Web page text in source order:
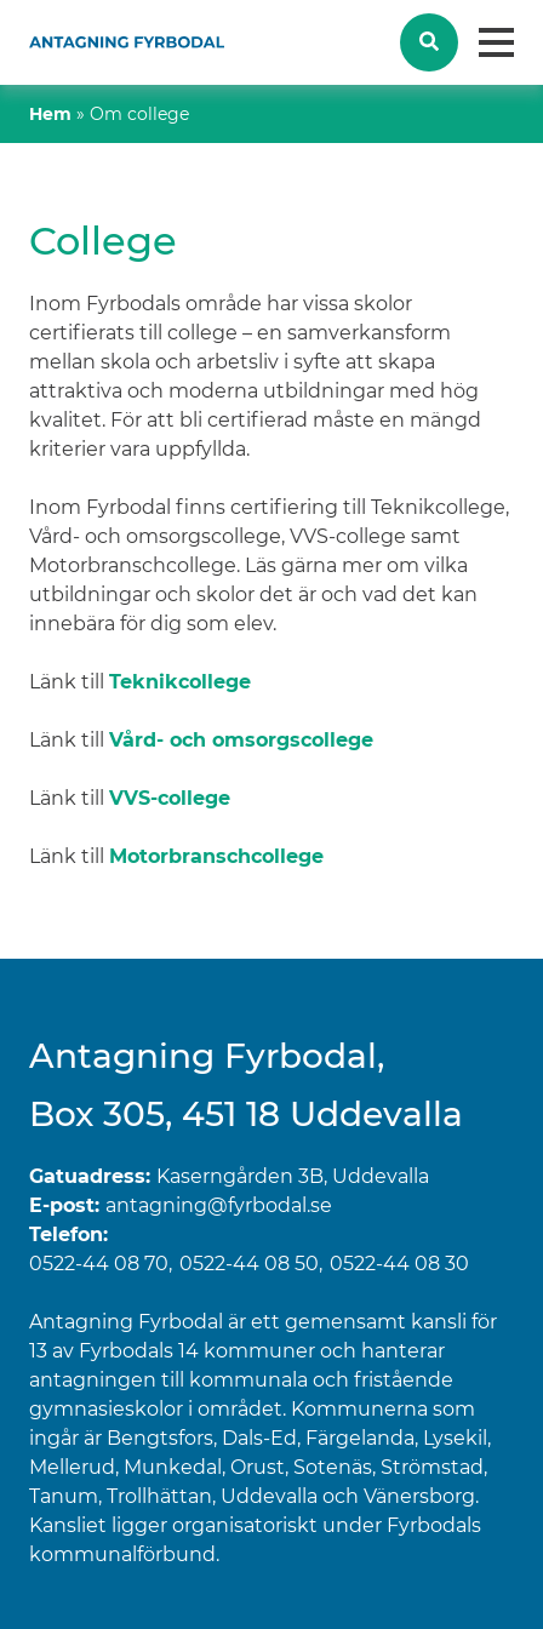
Hem » Om college
College
Inom Fyrbodals område har vissa skolor
certifierats till college – en samverkansform
mellan skola och arbetsliv i syfte att skapa
attraktiva och moderna utbildningar med hög
kvalitet. För att bli certifierad måste en mängd
kriterier vara uppfyllda.
Inom Fyrbodal finns certifiering till Teknikcollege,
Vård- och omsorgscollege, VVS-college samt
Motorbranschcollege. Läs gärna mer om vilka
utbildningar och skolor det är och vad det kan
innebära för dig som elev.
Länk till Teknikcollege
Länk till Vård- och omsorgscollege
Länk till VVS-college
Länk till Motorbranschcollege
Antagning Fyrbodal,
Box 305, 451 18 Uddevalla
Gatuadress: Kaserngården 3B, Uddevalla
E-post: antagning@fyrbodal.se
Telefon:
0522-44 08 70 0522-44 08 50 0522-44 08 30
Antagning Fyrbodal är ett gemensamt kansli för
13 av Fyrbodals 14 kommuner och hanterar
antagningen till kommunala och fristående
gymnasieskolor i området. Kommunerna som
ingår är Bengtsfors, Dals-Ed, Färgelanda, Lysekil,
Mellerud, Munkedal, Orust, Sotenäs, Strömstad,
Tanum, Trollhättan, Uddevalla och Vänersborg.
Kansliet ligger organisatoriskt under Fyrbodals
kommunalförbund.